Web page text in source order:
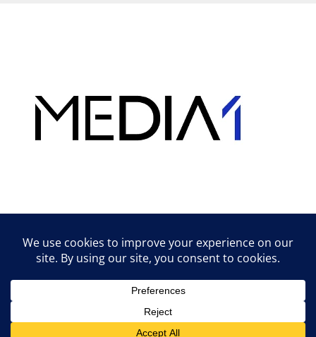
Lifestyle tippek & trükkök
© 2026 vipcast.hu powered by Media1• Készült